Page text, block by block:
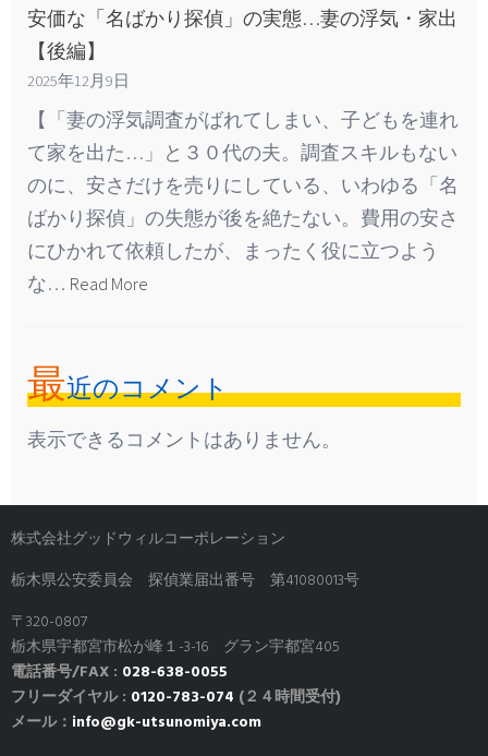
安価な「名ばかり探偵」の実態…妻の浮気・家出
【後編】
2025年12月9日
【「妻の浮気調査がばれてしまい、子どもを連れ
て家を出た…」と３０代の夫。調査スキルもない
のに、安さだけを売りにしている、いわゆる「名
ばかり探偵」の失態が後を絶たない。費用の安さ
にひかれて依頼したが、まったく役に立つよう
な… Read More
最近のコメント
表示できるコメントはありません。
株式会社グッドウィルコーポレーション
栃木県公安委員会 探偵業届出番号 第41080013号
〒320-0807
栃木県宇都宮市松が峰１-3-16 グラン宇都宮405
電話番号/FAX : 028-638-0055
フリーダイヤル : 0120-783-074 (２４時間受付)
メール： info@gk-utsunomiya.com